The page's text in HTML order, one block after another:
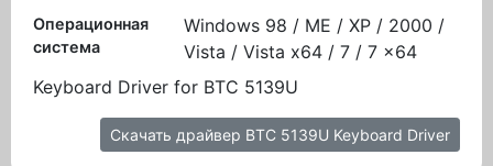
Операционная
система
Windows 98 / ME / XP / 2000 /
Vista / Vista x64 / 7 / 7 x64
Keyboard Driver for BTC 5139U
Скачать драйвер BTC 5139U Keyboard Driver